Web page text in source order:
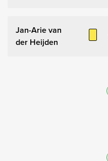
Jan-Arie van
der Heijden